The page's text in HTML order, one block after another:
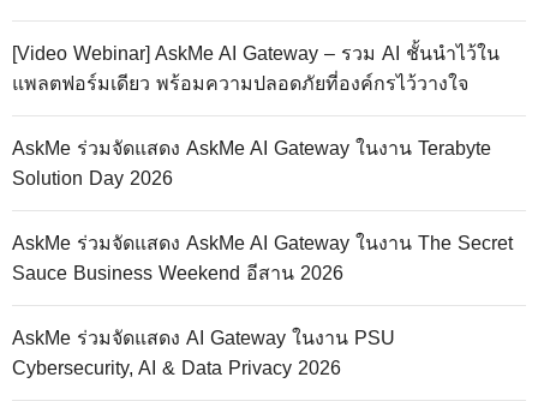
[Video Webinar] AskMe AI Gateway – รวม AI ชั้นนำไว้ใน
แพลตฟอร์มเดียว พร้อมความปลอดภัยที่องค์กรไว้วางใจ
AskMe ร่วมจัดแสดง AskMe AI Gateway ในงาน Terabyte
Solution Day 2026
AskMe ร่วมจัดแสดง AskMe AI Gateway ในงาน The Secret
Sauce Business Weekend อีสาน 2026
AskMe ร่วมจัดแสดง AI Gateway ในงาน PSU
Cybersecurity, AI & Data Privacy 2026